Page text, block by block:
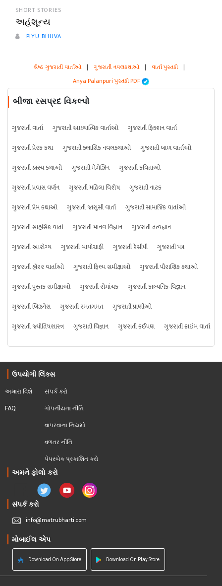
SHORT STORIES
અહંશૂન્ય
PIYU BHUVA
શ્રેષ્ઠ ગુજરાતી વાર્તાઓ | ગુજરાતી નવલકથાઓ | વાર્તા પુસ્તકો |
Anya Palanpuri પુસ્તકો PDF
બીજા રસપ્રદ વિકલ્પો
ગુજરાતી વાર્તા ગુજરાતી આધ્યાત્મિક વાર્તાઓ
ગુજરાતી ફિક્શન વાર્તા
ગુજરાતી પ્રેરક કથા
ગુજરાતી ક્લાસિક નવલકથાઓ
ગુજરાતી બાળ વાર્તાઓ
ગુજરાતી હાસ્ય કથાઓ
ગુજરાતી મેગેઝિન
ગુજરાતી કવિતાઓ
ગુજરાતી પ્રવાસ વર્ણન
ગુજરાતી મહિલા વિશેષ
ગુજરાતી નાટક
ગુજરાતી પ્રેમ કથાઓ
ગુજરાતી જાસૂસી વાર્તા
ગુજરાતી સામાજિક વાર્તાઓ
ગુજરાતી સાહસિક વાર્તા
ગુજરાતી માનવ વિજ્ઞાન
ગુજરાતી તત્વજ્ઞાન
ગુજરાતી આરોગ્ય
ગુજરાતી બાયોગ્રાફી ગુજરાતી રેસીપી
ગુજરાતી પત્ર
ગુજરાતી હૉરર વાર્તાઓ
ગુજરાતી ફિલ્મ સમીક્ષાઓ
ગુજરાતી પૌરાણિક કથાઓ
ગુજરાતી પુસ્તક સમીક્ષાઓ
ગુજરાતી રોમાંચક
ગુજરાતી કાલ્પનિક-વિજ્ઞાન
ગુજરાતી બિઝનેસ
ગુજરાતી રમતગમત
ગુજરાતી પ્રાણીઓ
ગુજરાતી જ્યોતિષશાસ્ત્ર
ગુજરાતી વિજ્ઞાન ગુજરાતી કંઈપણ ગુજરાતી ક્રાઇમ વાર્તા
ઉપયોગી લિંક્સ
અમારા વિશે
FAQ
સંપર્ક કરો
ગોપનીયતા નીતિ
વાપરવાના નિયમો
વળતર નીતિ
પેપરબેક પ્રકાશિત કરો
અમને ફોલો કરો
સંપર્ક કરો
info@matrubharti.com
મોબાઈલ એપ
Download On App Store Download On Play Store